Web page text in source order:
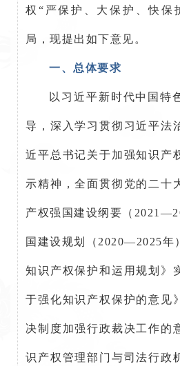
权“严保护、大保护、快保
局，现提出如下意见。
一、总体要求
以习近平新时代中国特
导，深入学习贯彻习近平法
近平总书记关于加强知识产
示精神，全面贯彻党的二十
产权强国建设纲要（
国建设规划（2020—2025年
知识产权保护和运用规划》
于强化知识产权保护的意见
决制度加强行政裁决工作的
识产权管理部门与司法行政